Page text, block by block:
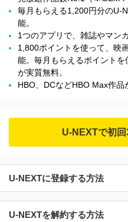
毎月もらえる1,200円分のU-
能。
1つのアプリで、雑誌やマン
1,800ポイントを使って、映
能。毎月もらえるポイント
が実質無料。
HBO、DCなどHBO Max作品
U-NEXTで初
U-NEXTに登録する方法
U-NEXTを解約する方法